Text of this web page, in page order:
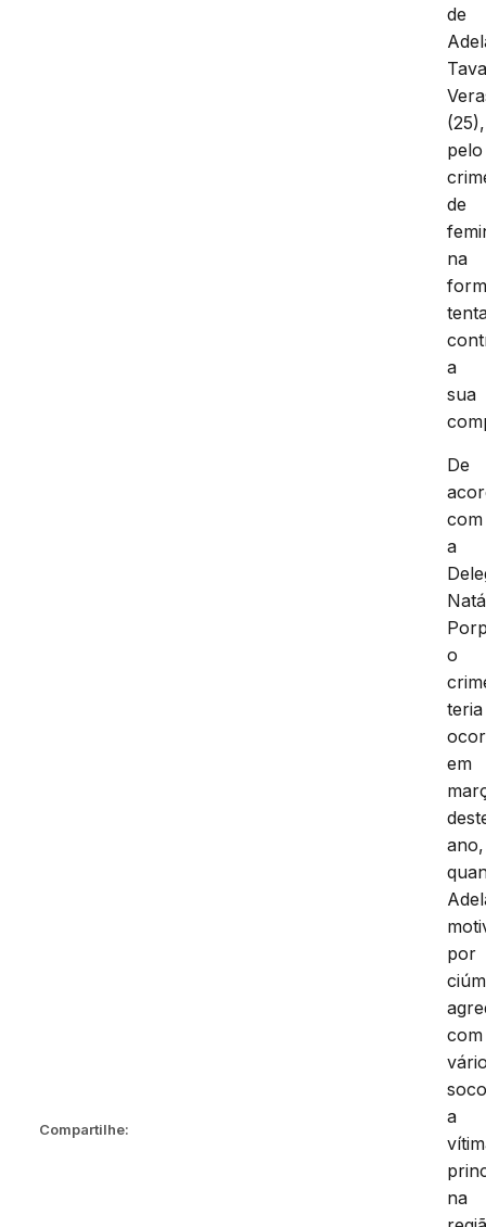
Compartilhe:
de
(25),
pelo
de
na
a
sua
De
com
a
o
teria
em
ano,
por
com
a
na